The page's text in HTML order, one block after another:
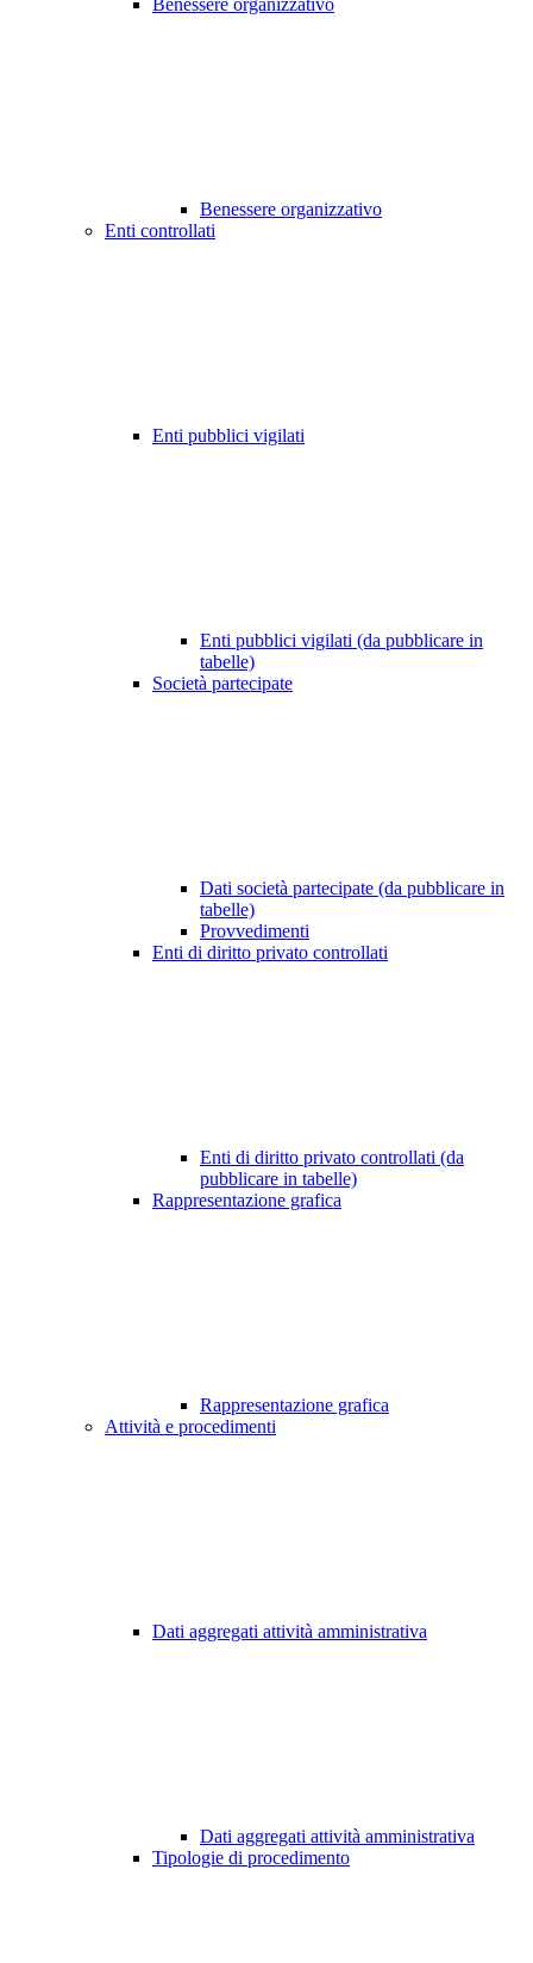
Benessere organizzativo
Benessere organizzativo
Enti controllati
Enti pubblici vigilati
Enti pubblici vigilati (da pubblicare in
tabelle)
Società partecipate
Dati società partecipate (da pubblicare in
tabelle)
Provvedimenti
Enti di diritto privato controllati
Enti di diritto privato controllati (da
pubblicare in tabelle)
Rappresentazione grafica
Rappresentazione grafica
Attività e procedimenti
Dati aggregati attività amministrativa
Dati aggregati attività amministrativa
Tipologie di procedimento